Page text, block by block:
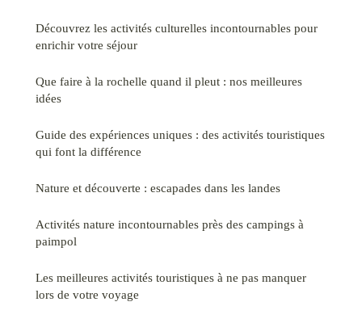
Découvrez les activités culturelles incontournables pour
enrichir votre séjour
Que faire à la rochelle quand il pleut : nos meilleures
idées
Guide des expériences uniques : des activités touristiques
qui font la différence
Nature et découverte : escapades dans les landes
Activités nature incontournables près des campings à
paimpol
Les meilleures activités touristiques à ne pas manquer
lors de votre voyage